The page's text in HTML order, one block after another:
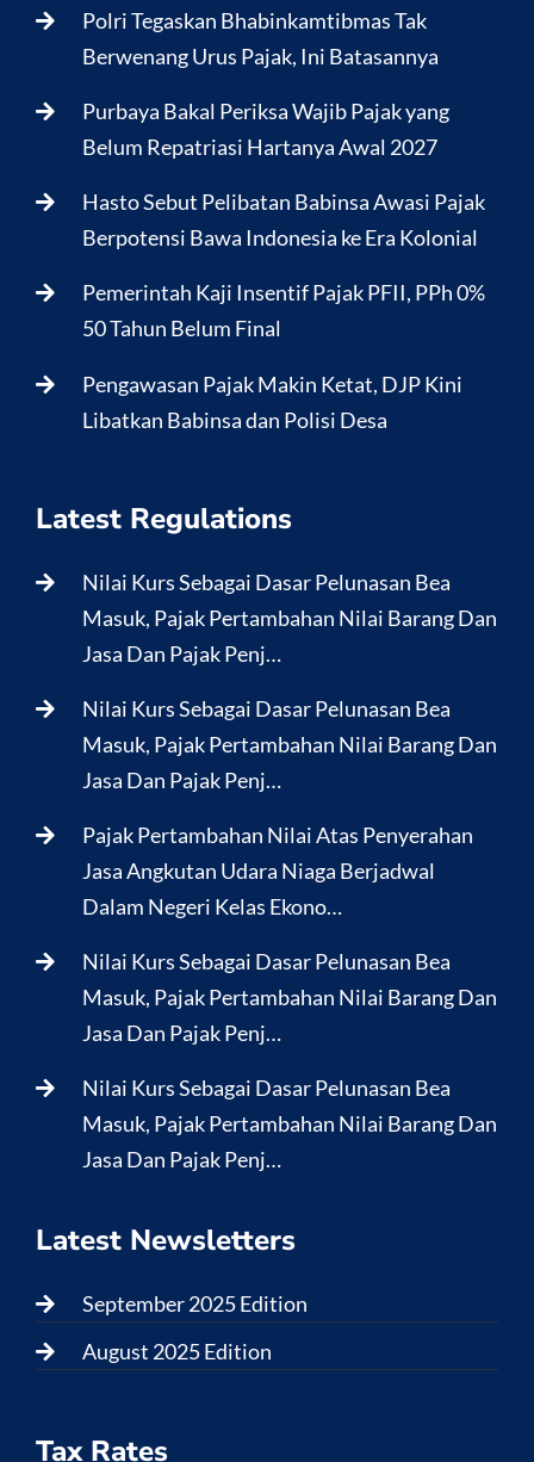
Polri Tegaskan Bhabinkamtibmas Tak
Berwenang Urus Pajak, Ini Batasannya
Purbaya Bakal Periksa Wajib Pajak yang
Belum Repatriasi Hartanya Awal 2027
Hasto Sebut Pelibatan Babinsa Awasi Pajak
Berpotensi Bawa Indonesia ke Era Kolonial
Pemerintah Kaji Insentif Pajak PFII, PPh 0%
50 Tahun Belum Final
Pengawasan Pajak Makin Ketat, DJP Kini
Libatkan Babinsa dan Polisi Desa
Latest Regulations
Nilai Kurs Sebagai Dasar Pelunasan Bea
Masuk, Pajak Pertambahan Nilai Barang Dan
Jasa Dan Pajak Penj…
Nilai Kurs Sebagai Dasar Pelunasan Bea
Masuk, Pajak Pertambahan Nilai Barang Dan
Jasa Dan Pajak Penj…
Pajak Pertambahan Nilai Atas Penyerahan
Jasa Angkutan Udara Niaga Berjadwal
Dalam Negeri Kelas Ekono…
Nilai Kurs Sebagai Dasar Pelunasan Bea
Masuk, Pajak Pertambahan Nilai Barang Dan
Jasa Dan Pajak Penj…
Nilai Kurs Sebagai Dasar Pelunasan Bea
Masuk, Pajak Pertambahan Nilai Barang Dan
Jasa Dan Pajak Penj…
Latest Newsletters
September 2025 Edition
August 2025 Edition
Tax Rates